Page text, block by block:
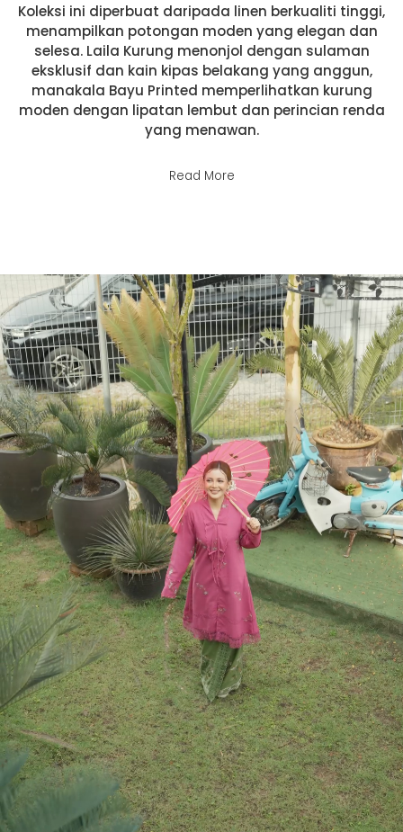
Koleksi ini diperbuat daripada linen berkualiti tinggi,
menampilkan potongan moden yang elegan dan
selesa. Laila Kurung menonjol dengan sulaman
eksklusif dan kain kipas belakang yang anggun,
manakala Bayu Printed memperlihatkan kurung
moden dengan lipatan lembut dan perincian renda
yang menawan.
Read More